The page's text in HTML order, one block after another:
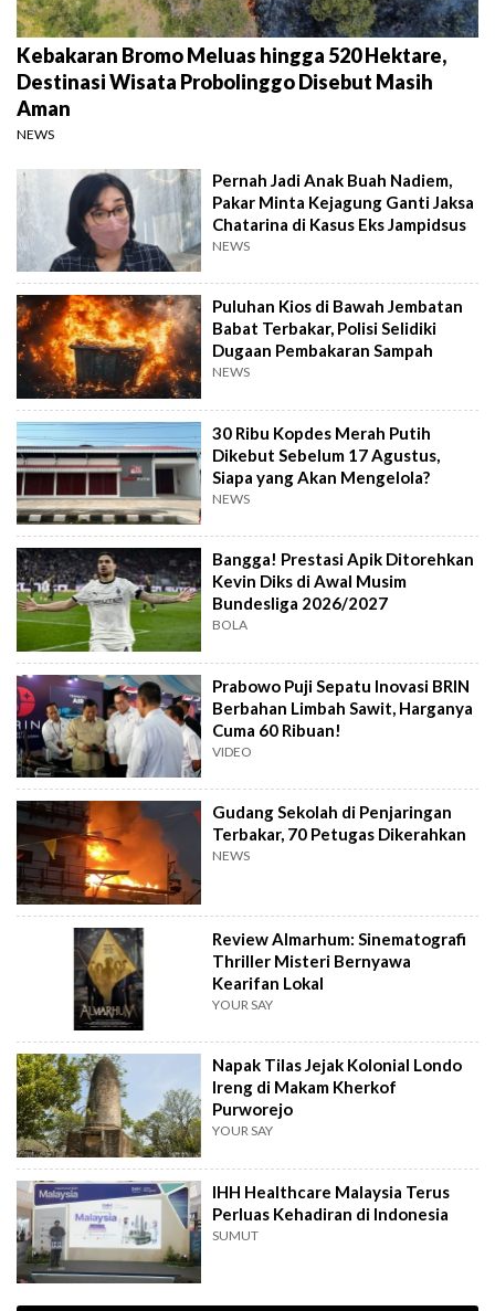
Kebakaran Bromo Meluas hingga 520 Hektare,
Destinasi Wisata Probolinggo Disebut Masih
Aman
NEWS
Pernah Jadi Anak Buah Nadiem,
Pakar Minta Kejagung Ganti Jaksa
Chatarina di Kasus Eks Jampidsus
NEWS
Puluhan Kios di Bawah Jembatan
Babat Terbakar, Polisi Selidiki
Dugaan Pembakaran Sampah
NEWS
30 Ribu Kopdes Merah Putih
Dikebut Sebelum 17 Agustus,
Siapa yang Akan Mengelola?
NEWS
Bangga! Prestasi Apik Ditorehkan
Kevin Diks di Awal Musim
Bundesliga 2026/2027
BOLA
Prabowo Puji Sepatu Inovasi BRIN
Berbahan Limbah Sawit, Harganya
Cuma 60 Ribuan!
VIDEO
Gudang Sekolah di Penjaringan
Terbakar, 70 Petugas Dikerahkan
NEWS
Review Almarhum: Sinematografi
Thriller Misteri Bernyawa
Kearifan Lokal
YOUR SAY
Napak Tilas Jejak Kolonial Londo
Ireng di Makam Kherkof
Purworejo
YOUR SAY
IHH Healthcare Malaysia Terus
Perluas Kehadiran di Indonesia
SUMUT